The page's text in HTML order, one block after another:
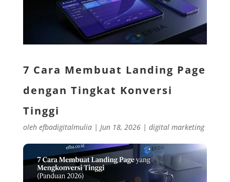
7 Cara Membuat Landing Page
dengan Tingkat Konversi
Tinggi
oleh efbadigitalmulia| Jun 18, 2026| digital marketing